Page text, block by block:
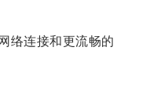
络连接和更流畅的